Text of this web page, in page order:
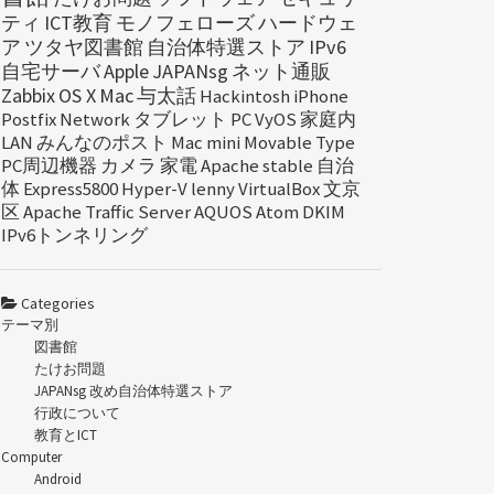
ティ ICT教育モノフェローズハードウェ
ア ツタヤ図書館 自治体特選ストア IPv6
自宅サーバAppleJAPANsg ネット通販
ZabbixOS X Mac与太話Hackintosh iPhone
PostfixNetwork タブレット PCVyOS 家庭内
LAN みんなのポスト Mac miniMovable Type
PC周辺機器 カメラ 家電Apachestable 自治
体Express5800Hyper-VlennyVirtualBox文京
区Apache Traffic ServerAQUOSAtom DKIM
IPv6トンネリング
Categories
テーマ別
図書館
たけお問題
JAPANsg 改め自治体特選ストア
行政について
教育とICT
Computer
Android